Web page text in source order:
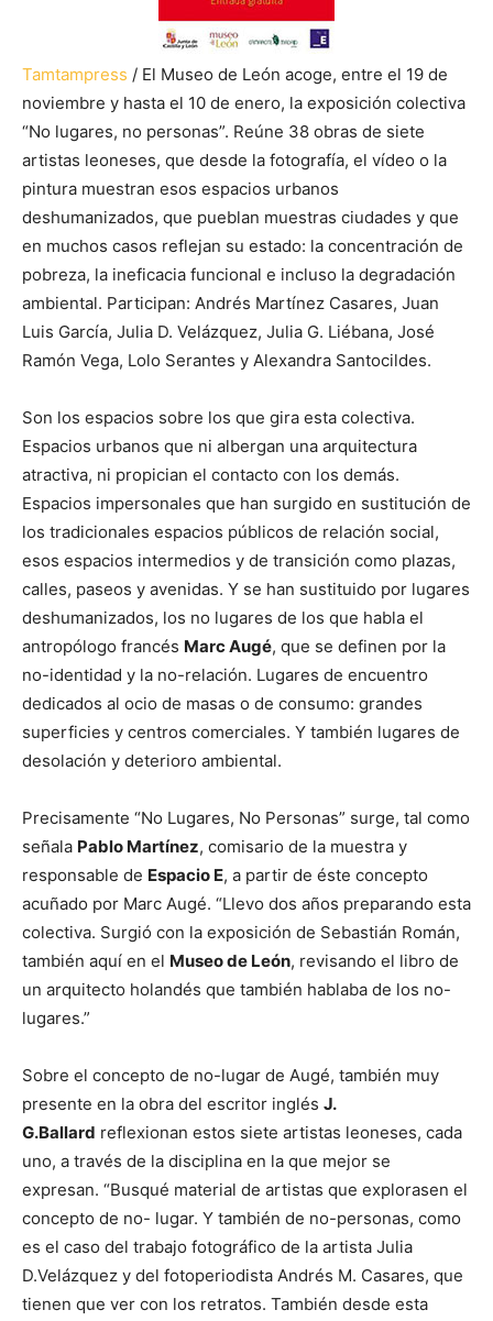
Tamtampress / El Museo de León acoge, entre el 19 de
noviembre y hasta el 10 de enero, la exposición colectiva
“No lugares, no personas”. Reúne 38 obras de siete
artistas leoneses, que desde la fotografía, el vídeo o la
pintura muestran esos espacios urbanos
deshumanizados, que pueblan muestras ciudades y que
en muchos casos reflejan su estado: la concentración de
pobreza, la ineficacia funcional e incluso la degradación
ambiental. Participan: Andrés Martínez Casares, Juan
Luis García, Julia D. Velázquez, Julia G. Liébana, José
Ramón Vega, Lolo Serantes y Alexandra Santocildes.
Son los espacios sobre los que gira esta colectiva.
Espacios urbanos que ni albergan una arquitectura
atractiva, ni propician el contacto con los demás.
Espacios impersonales que han surgido en sustitución de
los tradicionales espacios públicos de relación social,
esos espacios intermedios y de transición como plazas,
calles, paseos y avenidas. Y se han sustituido por lugares
deshumanizados, los no lugares de los que habla el
antropólogo francés Marc Augé, que se definen por la
no-identidad y la no-relación. Lugares de encuentro
dedicados al ocio de masas o de consumo: grandes
superficies y centros comerciales. Y también lugares de
desolación y deterioro ambiental.
Precisamente “No Lugares, No Personas” surge, tal como
señala Pablo Martínez, comisario de la muestra y
responsable de Espacio E, a partir de éste concepto
acuñado por Marc Augé. “Llevo dos años preparando esta
colectiva. Surgió con la exposición de Sebastián Román,
también aquí en el Museo de León, revisando el libro de
un arquitecto holandés que también hablaba de los no-
lugares.”
Sobre el concepto de no-lugar de Augé, también muy
presente en la obra del escritor inglés J.
G.Ballard reflexionan estos siete artistas leoneses, cada
uno, a través de la disciplina en la que mejor se
expresan. “Busqué material de artistas que explorasen el
concepto de no- lugar. Y también de no-personas, como
es el caso del trabajo fotográfico de la artista Julia
D.Velázquez y del fotoperiodista Andrés M. Casares, que
tienen que ver con los retratos. También desde esta